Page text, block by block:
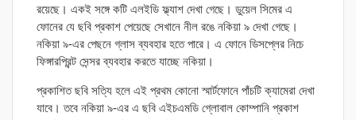
রয়েছে। একই সঙ্গে কটি এলইডি ফ্ল্যাশ দেখা গেছে। ডুয়েল সিমের এ
ফোনের যে ছবি প্রকাশ পেয়েছে সেখানে নীল রঙে নকিয়া ৯ দেখা গেছে।
নকিয়া ৯-এর পেছনে গ্লাস ব্যবহার হতে পারে। এ ফোনে ডিসপ্লের নিচে
ফিঙ্গারপ্রিন্ট সেন্সর ব্যবহার করতে যাচ্ছে নকিয়া।
প্রকাশিত ছবি সত্যি হলে এই প্রথম কোনো স্মার্টফোনে পাঁচটি ক্যামেরা দেখা
যাবে। তবে নকিয়া ৯-এর এ ছবি এইচএমডি গ্লোবাল কোম্পানি প্রকাশ